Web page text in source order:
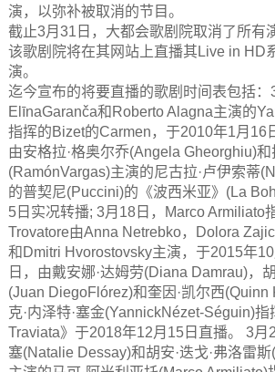
演，以弥补被取消的节目。
截止3月31日，大都会歌剧院取消了所有
该歌剧院将在其网站上直播其Live in HD
演。
迄今宣布的将要直播的歌剧时间表包括：
ElīnaGaranča和Roberto Alagna主演的
指挥的Bizet的Carmen，于2010年1月16
由安格拉·格奥尔乔(Angela Gheorghiu)和
(RamónVargas)主演的尼古拉·卢伊索蒂
的普契尼(Puccini)的《波西米亚》(La
5日实况转播; 3月18日，Marco Armiliato
Trovatore由Anna Netrebko，Dolora
和Dmitri Hvorostovsky主演，于2015年
日，由戴安娜·达姆劳(Diana Damrau)，
(Juan DiegoFlórez)和奎因·凯尔西(Quinn
克·内泽特·塞金(YannickNézet-Séguin)
Traviata》于2018年12月15日直播。 3月
塞(Natalie Dessay)和胡安·迭戈·弗洛雷